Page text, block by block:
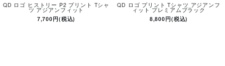
QD ロゴ ヒストリー P2 プリント Tシャ
ツ アジアンフィット
7,700円(税込)
QD ロゴ プリント Tシャツ アジアンフ
ィット プレミアムブラック
8,800円(税込)